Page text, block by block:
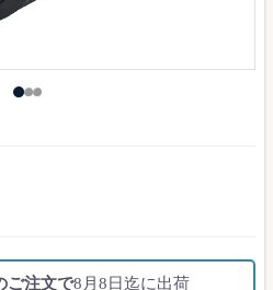
ご注文で8月8日迄に出荷